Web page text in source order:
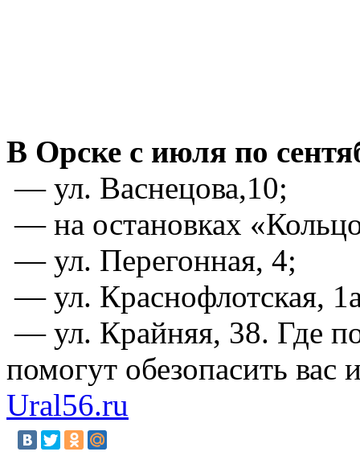
В Орске с июля по
— ул. Васнецова,10;
— на остановках
— ул. Перегонная, 4;
— ул. Краснофлотская,
— ул. Крайняя, 38. Где
помогут обезопасить
Ural56.ru